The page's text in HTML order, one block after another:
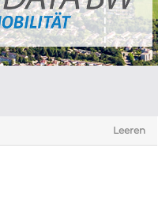
Leeren